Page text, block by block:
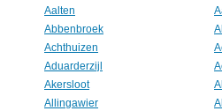
Aalten
Abbenbroek
Achthuizen
Aduarderzijl
Akersloot
Allingawier